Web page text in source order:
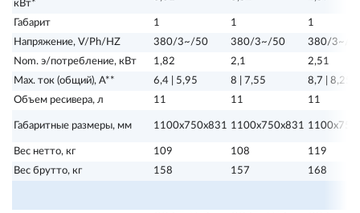
кВт*
Габарит 1 1
1
Напряжение, V/Ph/HZ
380/3~/50 380/3~/50
380/3~/
Nom. э/потребление, кВт
1,82 2,1
2,51
Мах. ток (общий), А**
6,4 | 5,95 8 | 7,55
8,7 | 8,25
Объем ресивера, л
11 11 11
Габаритные размеры, мм 1100х750х831 1100х750х831
Вес нетто, кг 109 108
119
Вес брутто, кг
158 157 168